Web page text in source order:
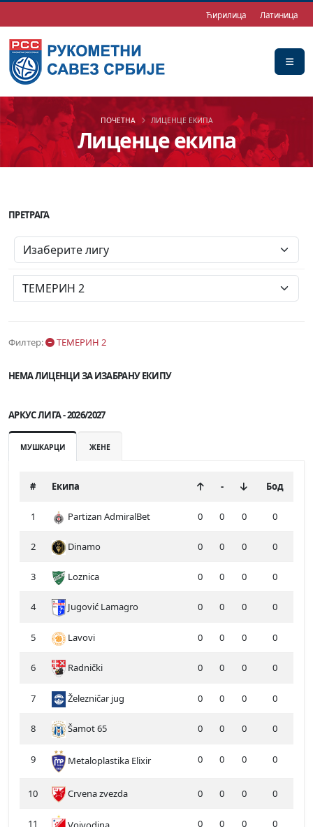
Ћирилица Латиница
Лиценце екипа
ПОЧЕТНА ЛИЦЕНЦЕ ЕКИПА
Филтер: ТЕМЕРИН 2
НЕМА ЛИЦЕНЦИ ЗА ИЗАБРАНУ ЕКИПУ
ПРЕТРАГА
АРКУС ЛИГА - 2026/2027
МУШКАРЦИ ЖЕНЕ
# Екипа - Бод
1 Partizan AdmiralBet 0 0 0 0
2 Dinamo 0 0 0 0
3 Loznica 0 0 0 0
4 Jugović Lamagro 0 0 0 0
5 Lavovi 0 0 0 0
6 Radnički 0 0 0 0
7 Železničar jug 0 0 0 0
8 Šamot 65 0 0 0 0
9 Metaloplastika Elixir 0 0 0 0
10 Crvena zvezda 0 0 0 0
11 0 0 0 0